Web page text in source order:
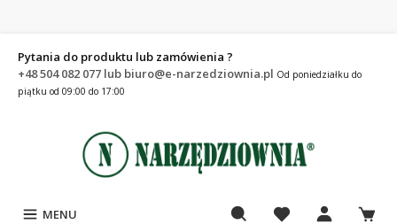
Pytania do produktu lub zamówienia ?
+48 504 082 077 lub biuro@e-narzedziownia.pl Od poniedziałku do
piątku od 09:00 do 17:00
MENU